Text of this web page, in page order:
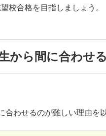
校合格を目指しましょう。
から間に合わせ
合わせるのが難しい理由を